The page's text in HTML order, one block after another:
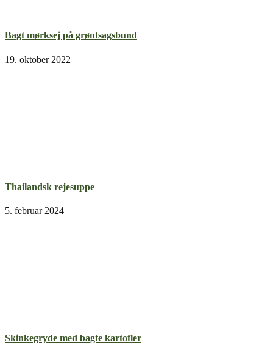
Bagt mørksej på grøntsagsbund
19. oktober 2022
Thailandsk rejesuppe
5. februar 2024
Skinkegryde med bagte kartofler